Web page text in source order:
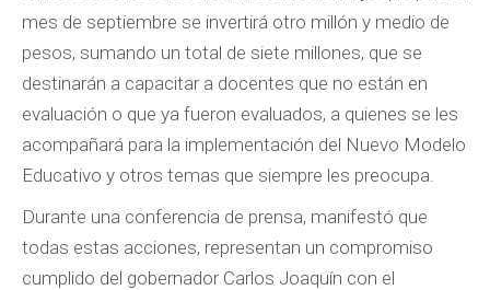
mes de septiembre se invertirá otro millón y medio de
pesos, sumando un total de siete millones, que se
destinarán a capacitar a docentes que no están en
evaluación o que ya fueron evaluados, a quienes se les
acompañará para la implementación del Nuevo Modelo
Educativo y otros temas que siempre les preocupa.
Durante una conferencia de prensa, manifestó que
todas estas acciones, representan un compromiso
cumplido del gobernador Carlos Joaquín con el